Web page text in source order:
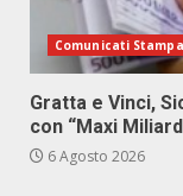
Comunicati Stampa
Gratta e Vinci,
con “Maxi
6 Agosto 2026